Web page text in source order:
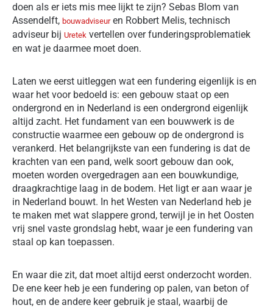
doen als er iets mis mee lijkt te zijn? Sebas Blom van
Assendelft, bouwadviseuren Robbert Melis, technisch
adviseur bij Uretek vertellen over funderingsproblematiek
en wat je daarmee moet doen.
Laten we eerst uitleggen wat een fundering eigenlijk is en
waar het voor bedoeld is: een gebouw staat op een
ondergrond en in Nederland is een ondergrond eigenlijk
altijd zacht. Het fundament van een bouwwerk is de
constructie waarmee een gebouw op de ondergrond is
verankerd. Het belangrijkste van een fundering is dat de
krachten van een pand, welk soort gebouw dan ook,
moeten worden overgedragen aan een bouwkundige,
draagkrachtige laag in de bodem. Het ligt er aan waar je
in Nederland bouwt. In het Westen van Nederland heb je
te maken met wat slappere grond, terwijl je in het Oosten
vrij snel vaste grondslag hebt, waar je een fundering van
staal op kan toepassen.
En waar die zit, dat moet altijd eerst onderzocht worden.
De ene keer heb je een fundering op palen, van beton of
hout, en de andere keer gebruik je staal, waarbij de